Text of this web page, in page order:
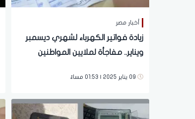
أخبار مصر
زيادة فواتير الكهرباء لشهري ديسمبر
ويناير.. مفاجأة لملايين المواطنين
09 يناير 2025 | 01:53 مساءً